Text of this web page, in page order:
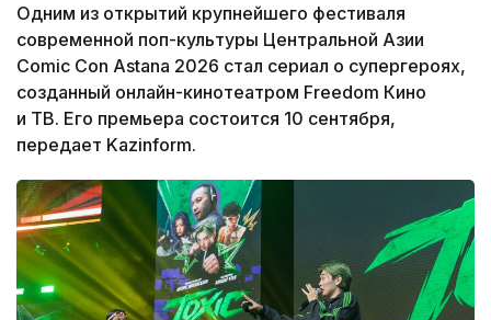
Одним из открытий крупнейшего фестиваля
современной поп-культуры Центральной Азии
Comic Con Astana 2026 стал сериал о супергероях,
созданный онлайн-кинотеатром Freedom Кино
и ТВ. Его премьера состоится 10 сентября,
передает Kazinform.